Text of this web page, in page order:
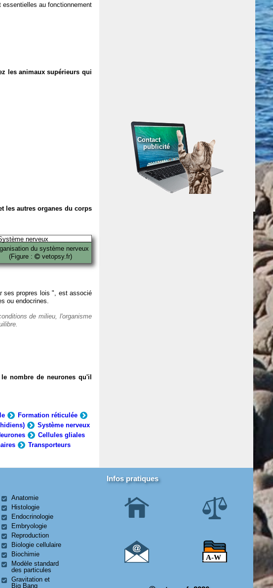
au fonctionnement
les animaux supérieurs qui
les autres organes du corps
du système nerveux
(Figure :
vetopsy.fr)
ses propres lois ", est associé
ou endocrines.
de milieu, l'organisme
nombre de neurones qu'il
Formation réticulée
Système nerveux
Cellules gliales
Transporteurs
Contact
publicité
Anatomie
Histologie
Endocrinologie
Embryologie
Reproduction
Biologie cellulaire
Biochimie
Modèle standard
des particules
Gravitation et
Big Bang
Infos pratiques